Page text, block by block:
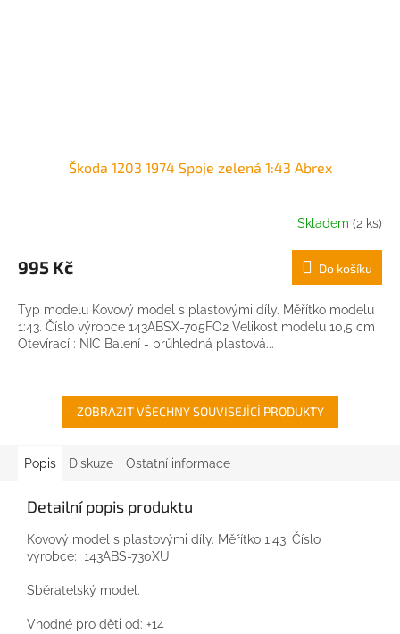
Škoda 1203 1974 Spoje zelená 1:43 Abrex
Skladem (2 ks)
995 Kč Do košíku
Typ modelu Kovový model s plastovými díly. Měřítko modelu
1:43. Číslo výrobce 143ABSX-705FO2 Velikost modelu 10,5 cm
Otevírací : NIC Balení - průhledná plastová...
ZOBRAZIT VŠECHNY SOUVISEJÍCÍ PRODUKTY
Popis Diskuze Ostatní informace
Detailní popis produktu
Kovový model s plastovými díly. Měřítko 1:43. Číslo
výrobce: 143ABS-730XU
Sběratelský model.
Vhodné pro děti od: +14